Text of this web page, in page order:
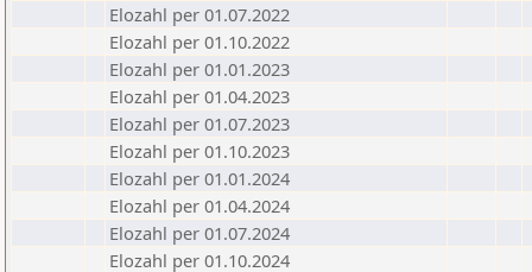
Elozahl per 01.07.2022
Elozahl per 01.10.2022
Elozahl per 01.01.2023
Elozahl per 01.04.2023
Elozahl per 01.07.2023
Elozahl per 01.10.2023
Elozahl per 01.01.2024
Elozahl per 01.04.2024
Elozahl per 01.07.2024
Elozahl per 01.10.2024